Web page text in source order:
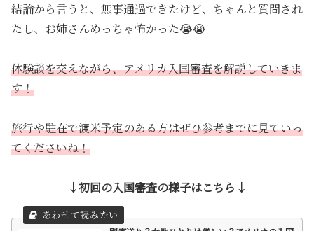
結論から言うと、無事通過できたけど、ちゃんと質問され
たし、お姉さんめっちゃ怖かった😭😭
体験談を交えながら、アメリカ入国審査を解説していきま
す！
旅行や駐在で渡米予定のある方はぜひ参考までに見ていっ
てくださいね！
↓初回の入国審査の様子はこちら↓